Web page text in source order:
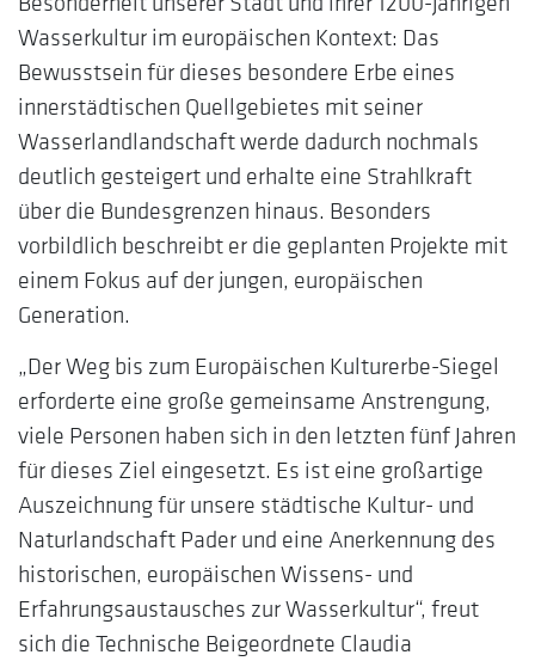
Wasserkultur im europäischen Kontext: Das
Bewusstsein für dieses besondere Erbe eines
innerstädtischen Quellgebietes mit seiner
Wasserlandlandschaft werde dadurch nochmals
deutlich gesteigert und erhalte eine Strahlkraft
über die Bundesgrenzen hinaus. Besonders
vorbildlich beschreibt er die geplanten Projekte mit
einem Fokus auf der jungen, europäischen
Generation.
„Der Weg bis zum Europäischen Kulturerbe-Siegel
erforderte eine große gemeinsame Anstrengung,
viele Personen haben sich in den letzten fünf Jahren
für dieses Ziel eingesetzt. Es ist eine großartige
Auszeichnung für unsere städtische Kultur- und
Naturlandschaft Pader und eine Anerkennung des
historischen, europäischen Wissens- und
Erfahrungsaustausches zur Wasserkultur“, freut
sich die Technische Beigeordnete Claudia